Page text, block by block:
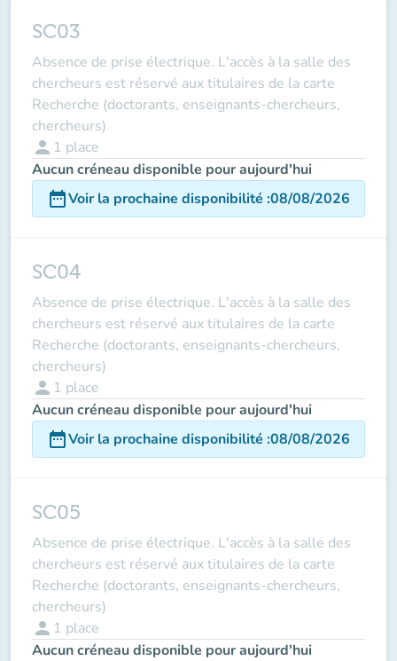
SC03
Absence de prise électrique. L'accès à la salle des
chercheurs est réservé aux titulaires de la carte
Recherche (doctorants, enseignants-chercheurs,
chercheurs)
person 1 place
Aucun créneau disponible pour aujourd'hui
date_rangeVoir la prochaine disponibilité :08/08/2026
SC04
Absence de prise électrique. L'accès à la salle des
chercheurs est réservé aux titulaires de la carte
Recherche (doctorants, enseignants-chercheurs,
chercheurs)
person 1 place
Aucun créneau disponible pour aujourd'hui
date_rangeVoir la prochaine disponibilité :08/08/2026
SC05
Absence de prise électrique. L'accès à la salle des
chercheurs est réservé aux titulaires de la carte
Recherche (doctorants, enseignants-chercheurs,
chercheurs)
person 1 place
Aucun créneau disponible pour aujourd'hui